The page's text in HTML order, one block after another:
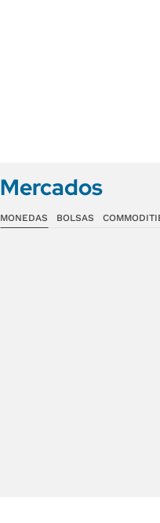
Mercados
MONEDAS BOLSAS